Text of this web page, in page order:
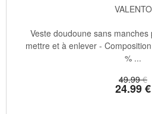
VALENTO
49.99 €
24.99€
Veste doudoune sans
mettre et à enlever -
% ...